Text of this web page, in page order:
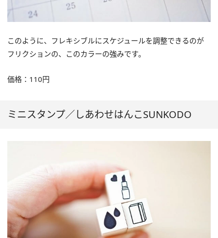
このように、フレキシブルにスケジュールを調整できるのが
フリクションの、このカラーの強みです。
価格：110円
ミニスタンプ／しあわせはんこSUNKODO